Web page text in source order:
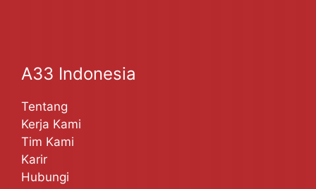
A33 Indonesia
Tentang
Kerja Kami
Tim Kami
Karir
Hubungi